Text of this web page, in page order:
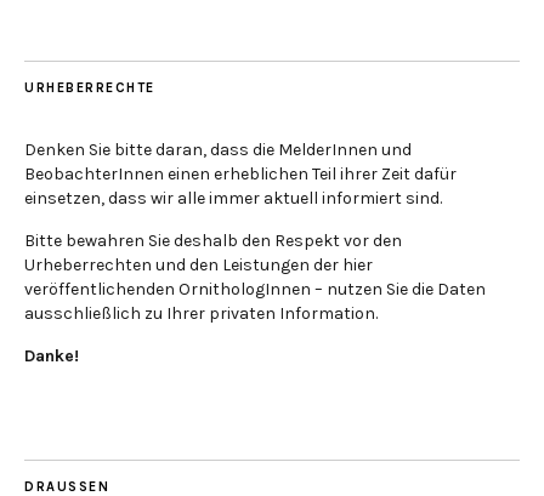
URHEBERRECHTE
Denken Sie bitte daran, dass die MelderInnen und
BeobachterInnen einen erheblichen Teil ihrer Zeit dafür
einsetzen, dass wir alle immer aktuell informiert sind.
Bitte bewahren Sie deshalb den Respekt vor den
Urheberrechten und den Leistungen der hier
veröffentlichenden OrnithologInnen – nutzen Sie die Daten
ausschließlich zu Ihrer privaten Information.
Danke!
DRAUSSEN